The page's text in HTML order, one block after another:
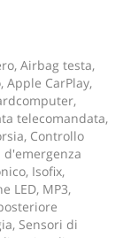
Airbag testa,
CarPlay,
telecomandata,
Controllo
d'emergenza
Isofix,
LED, MP3,
Sensori di